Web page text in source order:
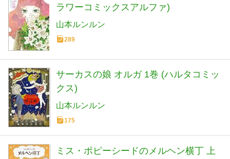
ラワーコミックスアルファ)
山本ルンルン
289
サーカスの娘 オルガ 1巻 (ハルタコミッ
クス)
山本ルンルン
175
ミス・ポピーシードのメルヘン横丁 上